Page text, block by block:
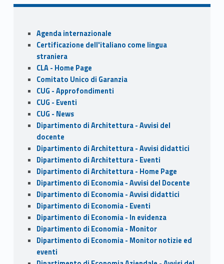
b
o
o
k
d
o
n
l e
Sidebar
Agenda internazionale
Certificazione dell'italiano come lingua
straniera
CLA - Home Page
Comitato Unico di Garanzia
CUG - Approfondimenti
CUG - Eventi
CUG - News
Dipartimento di Architettura - Avvisi del
docente
Dipartimento di Architettura - Avvisi didattici
Dipartimento di Architettura - Eventi
Dipartimento di Architettura - Home Page
Dipartimento di Economia - Avvisi del Docente
Dipartimento di Economia - Avvisi didattici
Dipartimento di Economia - Eventi
Dipartimento di Economia - In evidenza
Dipartimento di Economia - Monitor
Dipartimento di Economia - Monitor notizie ed
eventi